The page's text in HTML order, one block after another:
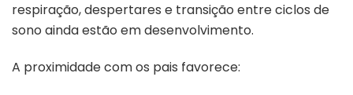
respiração, despertares e transição entre ciclos de
sono ainda estão em desenvolvimento.
A proximidade com os pais favorece: